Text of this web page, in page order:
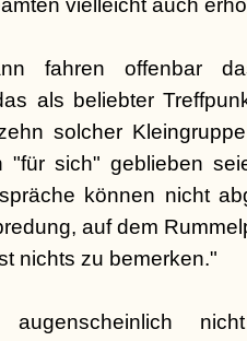
vielleicht auch
fahren offenbar
als beliebter
solcher
"für sich" geblieben
können nicht
auf dem
nichts zu bemerken."